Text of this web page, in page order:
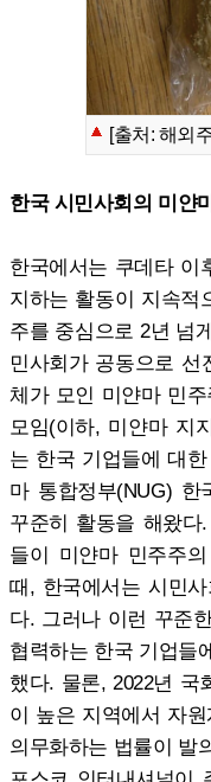
[출처: 해외
한국 시민사회의 미얀
한국에서는 쿠데타 이
지하는 활동이 지속적
주를 중심으로 2년 넘
민사회가 공동으로 선
체가 모인 미얀마 민
모임(이하, 미얀마 지
는 한국 기업들에 대
마 통합정부(NUG) 한
꾸준히 활동을 해왔
들이 미얀마 민주주
때, 한국에서는 시민
다. 그러나 이런 꾸준
협력하는 한국 기업들
했다. 물론, 2022년 국
이 높은 지역에서 자
의무화하는 법률이 발